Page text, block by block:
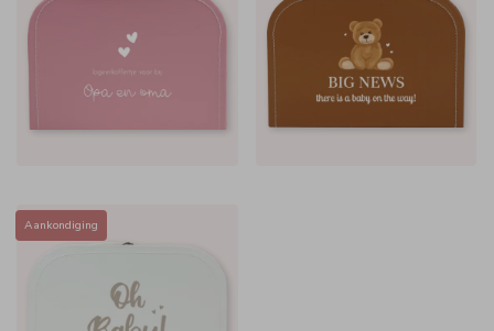
Aankondiging